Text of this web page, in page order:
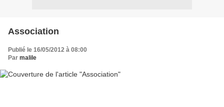
Association
Publié le 16/05/2012 à 08:00
Par malile